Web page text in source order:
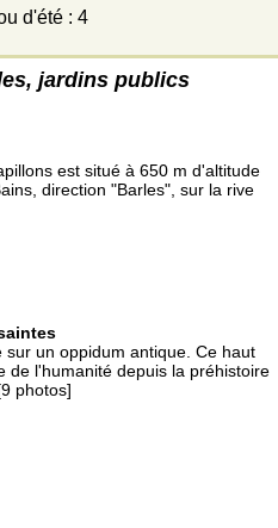
d'été : 4
jardins publics
est situé à 650 m d'altitude
direction "Barles", sur la rive
sur un oppidum antique. Ce haut
de l'humanité depuis la préhistoire
photos]